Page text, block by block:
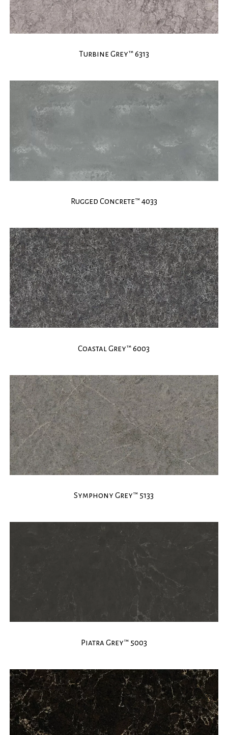
Turbine Grey™ 6313
Rugged Concrete™ 4033
Coastal Grey™ 6003
Symphony Grey™ 5133
Piatra Grey™ 5003